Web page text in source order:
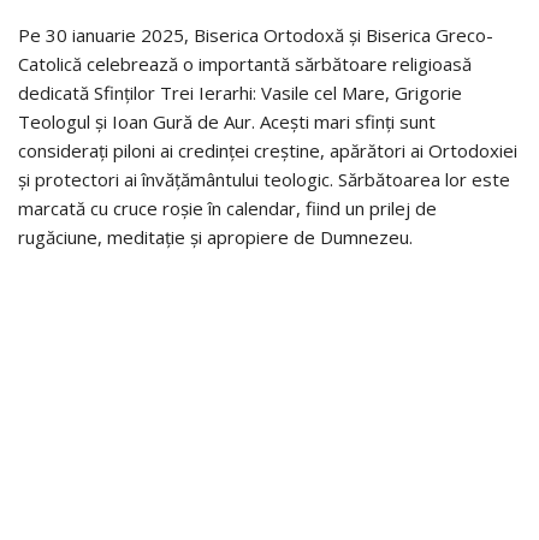
Pe 30 ianuarie 2025, Biserica Ortodoxă și Biserica Greco-
Catolică celebrează o importantă sărbătoare religioasă
dedicată Sfinților Trei Ierarhi: Vasile cel Mare, Grigorie
Teologul și Ioan Gură de Aur. Acești mari sfinți sunt
considerați piloni ai credinței creștine, apărători ai Ortodoxiei
și protectori ai învățământului teologic. Sărbătoarea lor este
marcată cu cruce roșie în calendar, fiind un prilej de
rugăciune, meditație și apropiere de Dumnezeu.